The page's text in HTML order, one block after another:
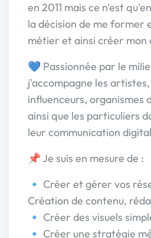
en 2011 mais ce n'est
la décision de me former
métier et ainsi créer
💙 Passionnée par le
j'accompagne les
influenceurs, organismes
ainsi que les particuliers
leur communication
📌 Je suis en mesure de :
🔹 Créer et gérer vos
Création de contenu,
🔹 Créer des visuels
🔹 Créer une stratégie